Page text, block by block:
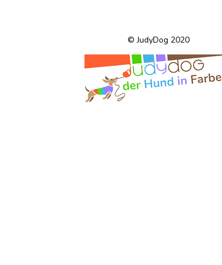
© JudyDog 2020